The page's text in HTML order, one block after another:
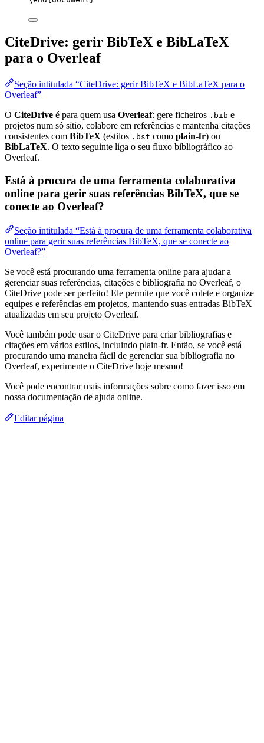
CiteDrive: gerir BibTeX e BibLaTeX
para o Overleaf
Seção intitulada “CiteDrive: gerir BibTeX e BibLaTeX para o
Overleaf”
O CiteDrive é para quem usa Overleaf: gere ficheiros .bib e
projetos num só sítio, colabore em referências e mantenha citações
consistentes com BibTeX (estilos .bst como plain-fr) ou
BibLaTeX. O texto seguinte liga o seu fluxo bibliográfico ao
Overleaf.
Está à procura de uma ferramenta colaborativa
online para gerir suas referências BibTeX, que se
conecte ao Overleaf?
Seção intitulada “Está à procura de uma ferramenta colaborativa
online para gerir suas referências BibTeX, que se conecte ao
Overleaf?”
Se você está procurando uma ferramenta online para ajudar a
gerenciar suas referências, citações e bibliografia no Overleaf, o
CiteDrive pode ser perfeito! Ele permite que você colete e organize
equipes e referências em projetos, mantendo suas entradas BibTeX
atualizadas em seu projeto Overleaf.
Você também pode usar o CiteDrive para criar bibliografias e
citações em vários estilos, incluindo plain-fr. Então, se você está
procurando uma maneira fácil de gerenciar sua bibliografia no
Overleaf, experimente o CiteDrive hoje mesmo!
Você pode encontrar mais informações sobre como fazer isso em
nossa documentação de ajuda online.
Editar página